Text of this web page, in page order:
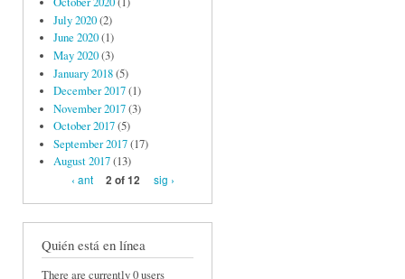
July 2020(2)
June 2020(1)
May 2020(3)
January 2018(5)
December 2017(1)
November 2017(3)
October 2017(5)
September 2017(17)
August 2017(13)
‹ ant
2 of 12 sig ›
Quién está en línea
There are currently 0 users